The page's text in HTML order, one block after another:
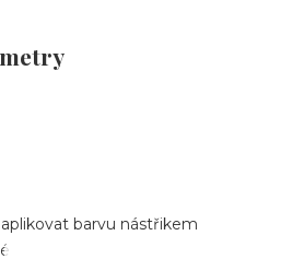
barvu nástřikem